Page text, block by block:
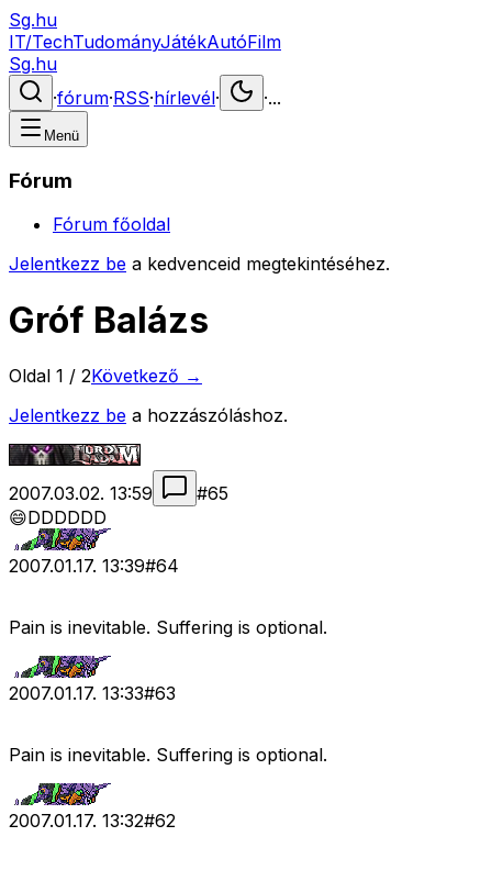
Sg.hu
IT/TechTudományJátékAutóFilm
Sg.hu
·fórum·RSS·hírlevél· ·...
Menü
Fórum
Fórum főoldal
Jelentkezz be a kedvenceid megtekintéséhez.
Gróf Balázs
Oldal 1 / 2Következő →
Jelentkezz be a hozzászóláshoz.
2007.03.02. 13:59 #65
😄DDDDDD
2007.01.17. 13:39#64
Pain is inevitable. Suffering is optional.
2007.01.17. 13:33#63
Pain is inevitable. Suffering is optional.
2007.01.17. 13:32#62